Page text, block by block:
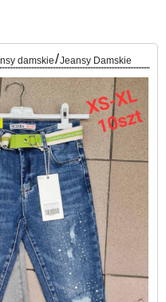
damskie/Jeansy Damskie